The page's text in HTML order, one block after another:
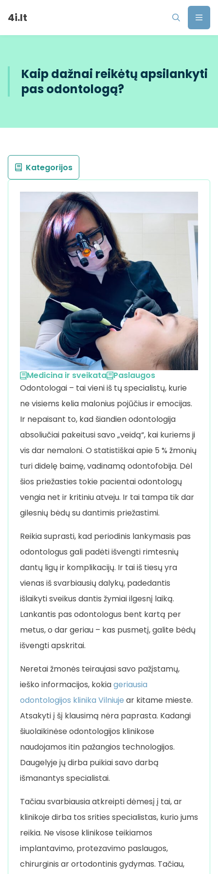
4i.lt
Kaip dažnai reikėtų apsilankyti
pas odontologą?
Medicina ir sveikata
Paslaugos
Odontologai – tai vieni iš tų specialistų, kurie
ne visiems kelia malonius pojūčius ir emocijas.
Ir nepaisant to, kad šiandien odontologija
absoliučiai pakeitusi savo „veidą“, kai kuriems ji
vis dar nemaloni. O statistiškai apie 5 % žmonių
turi didelę baimę, vadinamą odontofobija. Dėl
šios priežasties tokie pacientai odontologų
vengia net ir kritiniu atveju. Ir tai tampa tik dar
gilesnių bėdų su dantimis priežastimi.
Reikia suprasti, kad periodinis lankymasis pas
odontologus gali padėti išvengti rimtesnių
dantų ligų ir komplikacijų. Ir tai iš tiesų yra
vienas iš svarbiausių dalykų, padedantis
išlaikyti sveikus dantis žymiai ilgesnį laiką.
Lankantis pas odontologus bent kartą per
metus, o dar geriau – kas pusmetį, galite bėdų
išvengti apskritai.
Neretai žmonės teiraujasi savo pažįstamų,
ieško informacijos, kokiageriausia
odontologijos klinika Vilniuje ar kitame mieste.
Atsakyti į šį klausimą nėra paprasta. Kadangi
šiuolaikinėse odontologijos klinikose
naudojamos itin pažangios technologijos.
Daugelyje jų dirba puikiai savo darbą
išmanantys specialistai.
Tačiau svarbiausia atkreipti dėmesį į tai, ar
klinikoje dirba tos srities specialistas, kurio jums
reikia. Ne visose klinikose teikiamos
implantavimo, protezavimo paslaugos,
chirurginis ar ortodontinis gydymas. Tačiau,
Kategorijos